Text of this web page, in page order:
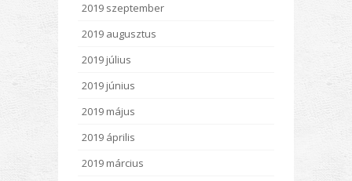
2019 szeptember
2019 augusztus
2019 július
2019 június
2019 május
2019 április
2019 március